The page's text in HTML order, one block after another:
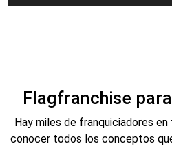
Flagfranchise
Hay miles de franquiciadores
conocer todos los conceptos